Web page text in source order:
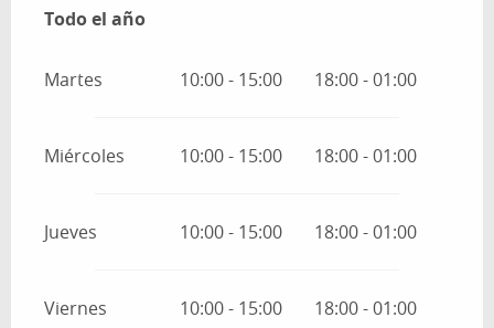
Todo el año
Todo el año
Martes 10:00 - 15:00 18:00 - 01:00
Miércoles 10:00 - 15:00 18:00 - 01:00
Jueves 10:00 - 15:00 18:00 - 01:00
Viernes 10:00 - 15:00 18:00 - 01:00